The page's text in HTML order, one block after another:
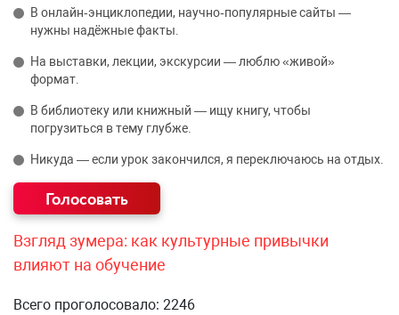
В онлайн‑энциклопедии, научно‑популярные сайты —
нужны надёжные факты.
На выставки, лекции, экскурсии — люблю «живой»
формат.
В библиотеку или книжный — ищу книгу, чтобы
погрузиться в тему глубже.
Никуда — если урок закончился, я переключаюсь на отдых.
Взгляд зумера: как культурные привычки
влияют на обучение
Всего проголосовало: 2246